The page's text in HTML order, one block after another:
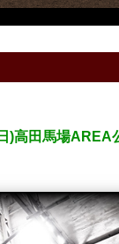
)高田馬場